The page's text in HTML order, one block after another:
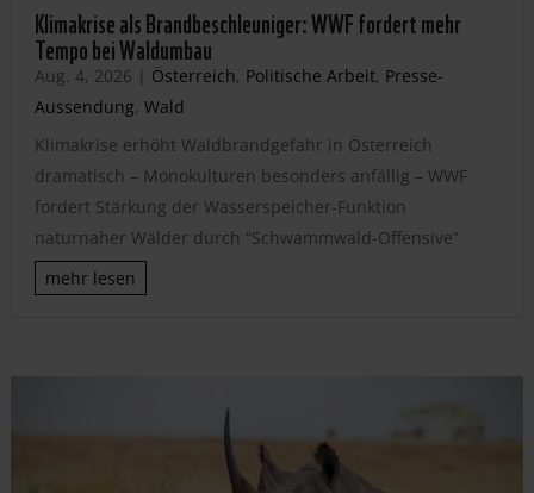
Klimakrise als Brandbeschleuniger: WWF fordert mehr
Tempo bei Waldumbau
Aug. 4, 2026 | Österreich, Politische Arbeit, Presse-
Aussendung, Wald
Klimakrise erhöht Waldbrandgefahr in Österreich
dramatisch – Monokulturen besonders anfällig – WWF
fordert Stärkung der Wasserspeicher-Funktion
naturnaher Wälder durch “Schwammwald-Offensive”
mehr lesen